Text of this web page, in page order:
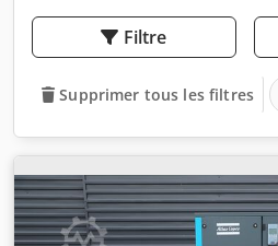
Filtre
Supprimer tous les filtres